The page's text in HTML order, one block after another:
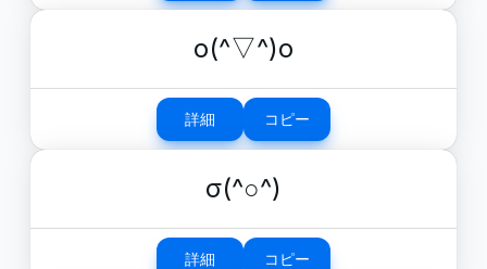
o(^▽^)o
詳細 コピー
σ(^○^)
詳細 コピー